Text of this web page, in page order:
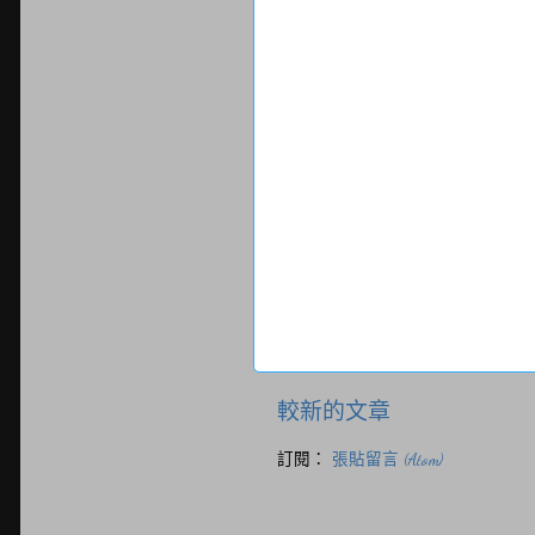
較新的文章
訂閱： 張貼留言 (Atom)